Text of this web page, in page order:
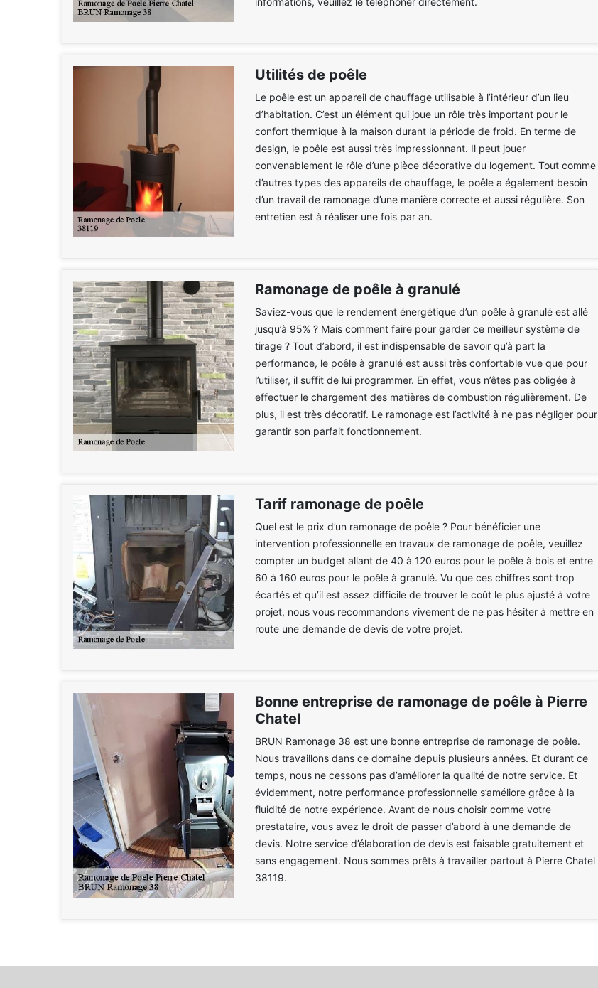
Utilités de poêle
Le poêle est un appareil de chauffage utilisable à l’intérieur d’un lieu
d’habitation. C’est un élément qui joue un rôle très important pour le
confort thermique à la maison durant la période de froid. En terme de
design, le poêle est aussi très impressionnant. Il peut jouer
convenablement le rôle d’une pièce décorative du logement. Tout comme
d’autres types des appareils de chauffage, le poêle a également besoin
d’un travail de ramonage d’une manière correcte et aussi régulière. Son
entretien est à réaliser une fois par an.
Ramonage de poêle à granulé
Saviez-vous que le rendement énergétique d’un poêle à granulé est allé
jusqu’à 95% ? Mais comment faire pour garder ce meilleur système de
tirage ? Tout d’abord, il est indispensable de savoir qu’à part la
performance, le poêle à granulé est aussi très confortable vue que pour
l’utiliser, il suffit de lui programmer. En effet, vous n’êtes pas obligée à
effectuer le chargement des matières de combustion régulièrement. De
plus, il est très décoratif. Le ramonage est l’activité à ne pas négliger pour
garantir son parfait fonctionnement.
Tarif ramonage de poêle
Quel est le prix d’un ramonage de poêle ? Pour bénéficier une
intervention professionnelle en travaux de ramonage de poêle, veuillez
compter un budget allant de 40 à 120 euros pour le poêle à bois et entre
60 à 160 euros pour le poêle à granulé. Vu que ces chiffres sont trop
écartés et qu’il est assez difficile de trouver le coût le plus ajusté à votre
projet, nous vous recommandons vivement de ne pas hésiter à mettre en
route une demande de devis de votre projet.
Bonne entreprise de ramonage de poêle à Pierre
Chatel
BRUN Ramonage 38 est une bonne entreprise de ramonage de poêle.
Nous travaillons dans ce domaine depuis plusieurs années. Et durant ce
temps, nous ne cessons pas d’améliorer la qualité de notre service. Et
évidemment, notre performance professionnelle s’améliore grâce à la
fluidité de notre expérience. Avant de nous choisir comme votre
prestataire, vous avez le droit de passer d’abord à une demande de
devis. Notre service d’élaboration de devis est faisable gratuitement et
sans engagement. Nous sommes prêts à travailler partout à Pierre Chatel
38119.